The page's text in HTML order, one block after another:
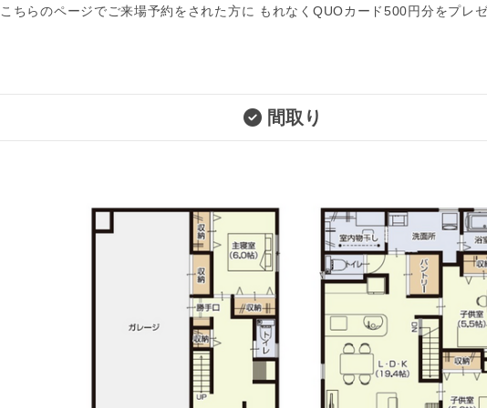
こちらのページでご来場予約をされた方に もれなくQUOカード500円分をプレ
間取り